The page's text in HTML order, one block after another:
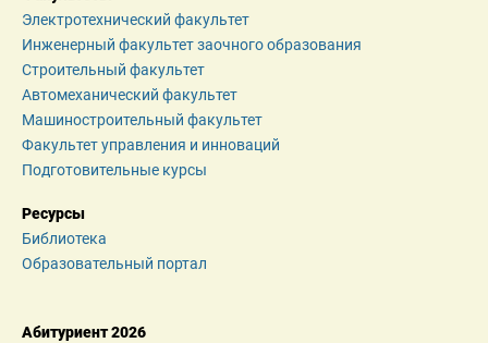
Электротехнический факультет
Инженерный факультет заочного образования
Строительный факультет
Автомеханический факультет
Машиностроительный факультет
Факультет управления и инноваций
Подготовительные курсы
Ресурсы
Библиотека
Образовательный портал
Абитуриент 2026